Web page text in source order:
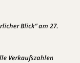
Blick” am 27.
Verkaufszahlen